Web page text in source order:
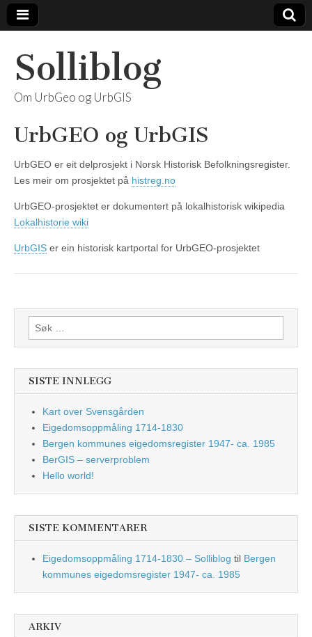
Solliblog
Om UrbGeo og UrbGIS
UrbGEO og UrbGIS
UrbGEO er eit delprosjekt i Norsk Historisk Befolkningsregister.
Les meir om prosjektet på histreg.no
UrbGEO-prosjektet er dokumentert på lokalhistorisk wikipedia
Lokalhistorie wiki
UrbGIS er ein historisk kartportal for UrbGEO-prosjektet
Søk
etter:
SISTE INNLEGG
Kart over Svensgården
Eigedomsoppmåling 1714-1830
Bergen kommunes eigedomsregister 1947- ca. 1985
BerGIS – serverproblem
Hello world!
SISTE KOMMENTARER
Eigedomsoppmåling 1714-1830 – Solliblog til Bergen
kommunes eigedomsregister 1947- ca. 1985
ARKIV